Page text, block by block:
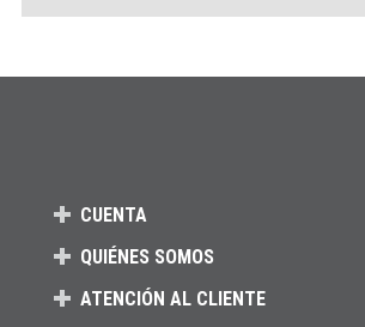
CUENTA
QUIÉNES SOMOS
ATENCIÓN AL CLIENTE